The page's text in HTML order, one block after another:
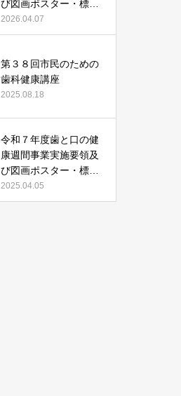
び図画ポスター・標語
作品募集について
2026.04.07
第３８回市民のための
歯科健康講座
2025.08.18
令和７年度歯と口の健
康週間事業実施要領及
び図画ポスター・標語
作品募集について
2025.04.05